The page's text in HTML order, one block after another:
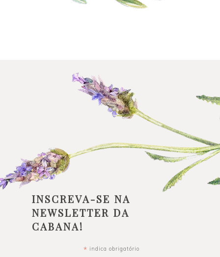
INSCREVA-SE NA
NEWSLETTER DA
CABANA!
* indica obrigatório